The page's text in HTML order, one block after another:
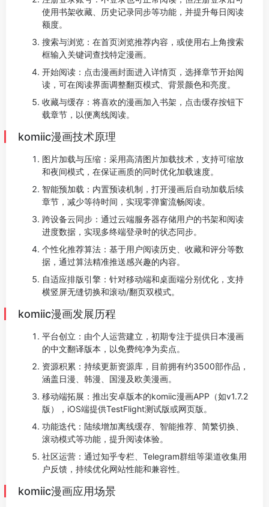
使用书架收藏、历史记录同步等功能，并提升每日阅读
额度。
搜索与浏览：在首页浏览推荐内容，或使用右上角搜索
框输入关键词查找特定漫画。
开始阅读：点击漫画封面进入详情页，选择章节开始阅
读，可在阅读界面调整翻页模式、背景颜色和亮度。
收藏与缓存：将喜欢的漫画加入书架，点击缓存按钮下
载章节，以便离线阅读。
komiic漫画技术原理
图片加载与压缩：采用高清图片加载技术，支持可缩放
和夜间模式，在保证画质的同时优化加载速度。
智能预加载：内置预读机制，打开漫画后自动加载后续
章节，减少等待时间，实现零弹窗流畅阅读。
跨设备云同步：通过云端服务器存储用户的书架和阅读
进度数据，实现多终端登录时的状态同步。
个性化推荐算法：基于用户阅读历史、收藏和评分等数
据，通过算法精准推送感兴趣的内容。
自适应排版引擎：针对移动端和桌面端分别优化，支持
横竖屏无缝切换和滚动/翻页双模式。
komiic漫画发展历程
平台创立：由个人运营建立，初期专注于提供日本漫画
的中文翻译版本，以免费纯净为卖点。
资源积累：持续更新资源库，目前拥有约3500部作品，
涵盖日漫、韩漫、国漫及欧美漫画。
移动端拓展：推出安卓版本的komiic漫画APP（如v1.7.2
版），iOS端提供TestFlight测试版或网页版。
功能迭代：陆续增加离线缓存、智能推荐、简繁切换、
滚动模式等功能，提升阅读体验。
社区运营：通过知乎专栏、Telegram群组等渠道收集用
户反馈，持续优化网站性能和兼容性。
komiic漫画应用场景